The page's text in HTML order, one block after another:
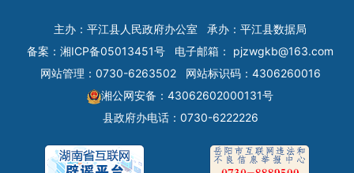
主办：平江县人民政府办公室
承办：平江县数据局
备案： 湘ICP备05013451号 电子邮箱： pjzwgkb@163.com
网站管理：0730-6263502
网站标识码：4306260016
湘公网安备：43062602000131号
县政府办电话：0730-6222226